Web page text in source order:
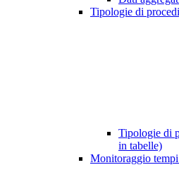
Tipologie di
Tipologie di
in tabelle)
Monitoraggio